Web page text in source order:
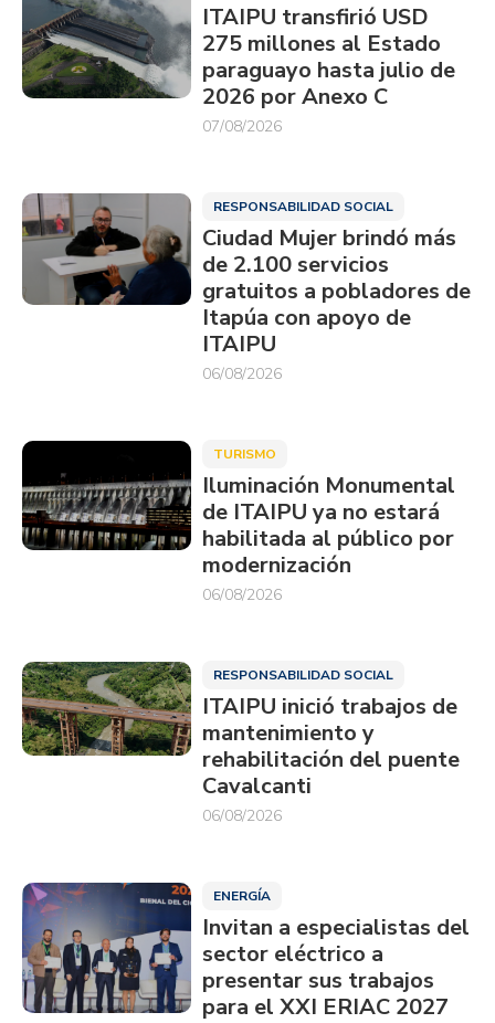
ITAIPU transfirió USD
275 millones al Estado
paraguayo hasta julio de
2026 por Anexo C
07/08/2026
RESPONSABILIDAD SOCIAL
Ciudad Mujer brindó más
de 2.100 servicios
gratuitos a pobladores de
Itapúa con apoyo de
ITAIPU
06/08/2026
TURISMO
Iluminación Monumental
de ITAIPU ya no estará
habilitada al público por
modernización
06/08/2026
RESPONSABILIDAD SOCIAL
ITAIPU inició trabajos de
mantenimiento y
rehabilitación del puente
Cavalcanti
06/08/2026
ENERGÍA
Invitan a especialistas del
sector eléctrico a
presentar sus trabajos
para el XXI ERIAC 2027